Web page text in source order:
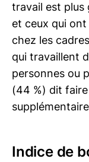
travail est plus
et ceux qui ont
chez les
qui travaillent
personnes ou
(44 %) dit
Indice de